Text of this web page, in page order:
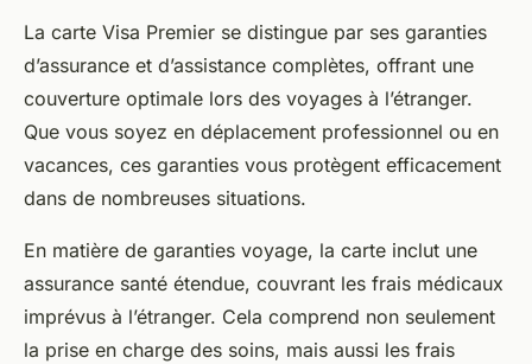
La carte Visa Premier se distingue par ses garanties
d’assurance et d’assistance complètes, offrant une
couverture optimale lors des voyages à l’étranger.
Que vous soyez en déplacement professionnel ou en
vacances, ces garanties vous protègent efficacement
dans de nombreuses situations.
En matière de garanties voyage, la carte inclut une
assurance santé étendue, couvrant les frais médicaux
imprévus à l’étranger. Cela comprend non seulement
la prise en charge des soins, mais aussi les frais